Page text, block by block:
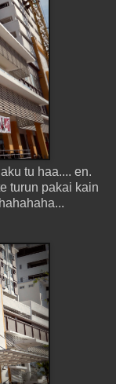
tu haa.... en.
turun pakai kain